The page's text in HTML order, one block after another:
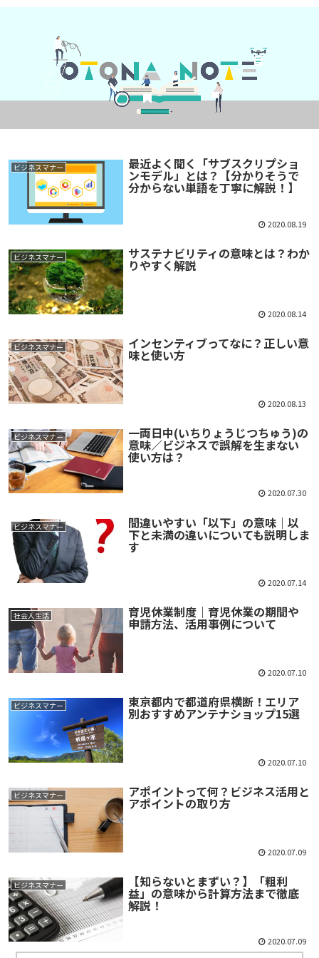
ビジネスマナー 最近よく聞く「サブスクリプショ
ンモデル」とは？【分かりそうで
分からない単語を丁寧に解説！】
2020.08.19
ビジネスマナー サステナビリティの意味とは？わか
りやすく解説
2020.08.14
ビジネスマナー インセンティブってなに？正しい意
味と使い方
2020.08.13
ビジネスマナー 一両日中(いちりょうじつちゅう)の
意味／ビジネスで誤解を生まない
使い方は？
2020.07.30
ビジネスマナー 間違いやすい「以下」の意味｜以
下と未満の違いについても説明しま
す
2020.07.14
社会人生活 育児休業制度｜育児休業の期間や
申請方法、活用事例について
2020.07.10
ビジネスマナー 東京都内で都道府県横断！エリア
別おすすめアンテナショップ15選
2020.07.10
ビジネスマナー アポイントって何？ビジネス活用と
アポイントの取り方
2020.07.09
ビジネスマナー 【知らないとまずい？】「粗利
益」の意味から計算方法まで徹底
解説！
2020.07.09